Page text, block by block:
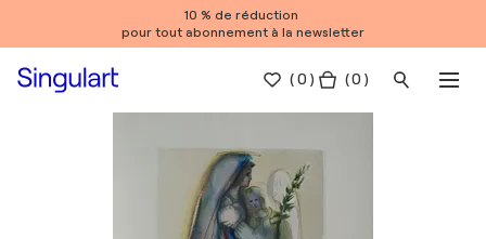
10 % de réduction
pour tout abonnement à la newsletter
(0 ) ( 0 )